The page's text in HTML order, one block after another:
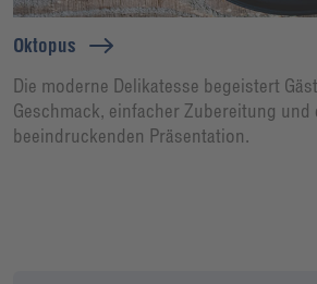
Oktopus
Die moderne Delikatesse begeistert
Geschmack, einfacher Zubereitung und
beeindruckenden Präsentation.